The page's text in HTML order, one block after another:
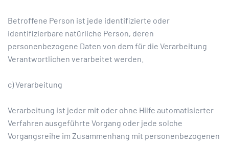
Betroffene Person ist jede identifizierte oder
identifizierbare natürliche Person, deren
personenbezogene Daten von dem für die Verarbeitung
Verantwortlichen verarbeitet werden.
c) Verarbeitung
Verarbeitung ist jeder mit oder ohne Hilfe automatisierter
Verfahren ausgeführte Vorgang oder jede solche
Vorgangsreihe im Zusammenhang mit personenbezogenen